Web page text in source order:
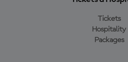
Tickets
Hospitality
Packages